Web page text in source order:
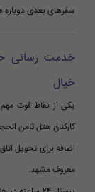
سفرهای بعدی دوباره
خدمت رسانی
خیال
یکی از نقاط قوت
کارکنان هتل ثامن
اضافه برای تحویل
معروف مشهد.